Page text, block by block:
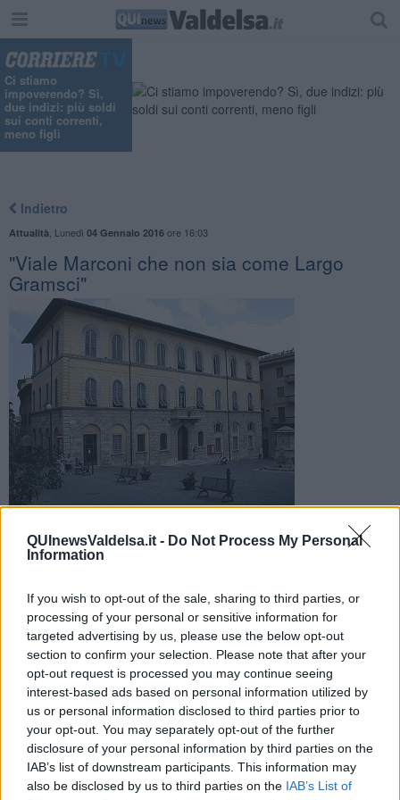
QUInewsValdelsa.it - Do Not Process My Personal
Information
If you wish to opt-out of the sale, sharing to third parties, or
processing of your personal or sensitive information for
targeted advertising by us, please use the below opt-out
section to confirm your selection. Please note that after your
opt-out request is processed you may continue seeing
interest-based ads based on personal information utilized by
us or personal information disclosed to third parties prior to
your opt-out. You may separately opt-out of the further
disclosure of your personal information by third parties on the
IAB’s list of downstream participants. This information may
also be disclosed by us to third parties on the IAB’s List of
Ci stiamo
impoverendo? Sì,
due indizi: più soldi
sui conti correnti,
meno figli
Indietro
Attualità Lunedì 04 Gennaio 2016ore 16:03
"Viale Marconi che non sia come Largo
Gramsci"
La Lega Nord mette in guardia in vista dei lavori annunciati
dal vicesindaco Becattelli: "Molte attività hanno chiuso per
questo"
POGGIBONSI —"La realizzazione del sottopassaggio di Largo
Gramsci aveva decretato la chiusura di tante attività commerciali di
Viale Marconi, che da essere la via principale di Poggibonsi é
passata ad essere una via secondaria. Ci auguriamo che il suo
rifacimento sia un nuovo inizio per le attività commerciali che hanno
resistito ad una scelta evidentemente sbagliata qual è stata quella
del sottopassaggio pedonale". Questo il commento della sezione